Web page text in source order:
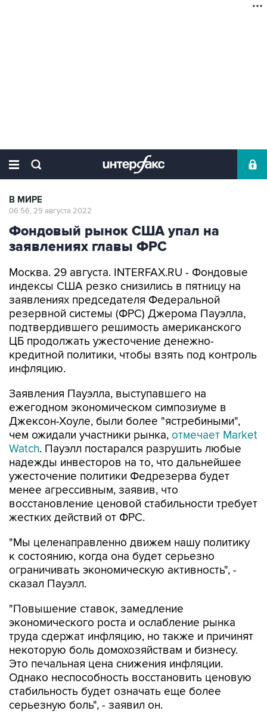
В МИРЕ
06:56, 29 августа 2022
Фондовый рынок США упал на
заявлениях главы ФРС
Москва. 29 августа. INTERFAX.RU - Фондовые
индексы США резко снизились в пятницу на
заявлениях председателя Федеральной
резервной системы (ФРС) Джерома Пауэлла,
подтвердившего решимость американского
ЦБ продолжать ужесточение денежно-
кредитной политики, чтобы взять под контроль
инфляцию.
Заявления Пауэлла, выступавшего на
ежегодном экономическом симпозиуме в
Джексон-Хоуле, были более "ястребиными",
чем ожидали участники рынка, отмечает Market
Watch. Пауэлл постарался разрушить любые
надежды инвесторов на то, что дальнейшее
ужесточение политики Федрезерва будет
менее агрессивным, заявив, что
восстановление ценовой стабильности требует
жестких действий от ФРС.
"Мы целенаправленно движем нашу политику
к состоянию, когда она будет серьезно
ограничивать экономическую активность", -
сказал Пауэлл.
"Повышение ставок, замедление
экономического роста и ослабление рынка
труда сдержат инфляцию, но также и причинят
некоторую боль домохозяйствам и бизнесу.
Это печальная цена снижения инфляции.
Однако неспособность восстановить ценовую
стабильность будет означать еще более
серьезную боль", - заявил он.